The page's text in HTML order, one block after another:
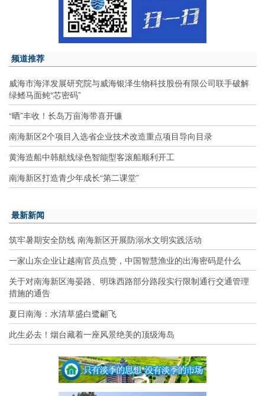
频道推荐
威海市海洋发展研究院与威海银泽生物科技股份有限公司联手破解
绿鳍马面鲀“芯密码”
“晒”丰收！长岛万亩海带喜开镰
南海新区2个项目入选省企业技术改造重点项目导向目录
黄海造船中韩航线绿色智能型客滚船顺利开工
南海新区打造青少年成长“第二课堂”
最新新闻
筑牢暑期安全防线 南海新区开展防溺水文明实践活动
一家山东企业让越南官员点赞，中国智慧渔业的出海密码是什么
关于对南海新区海晏路、明珠西路部分路段实行限制通行交通管理
措施的通告
夏日南海：水清草盛白鹭翩飞
此生必去！烟台藏着一座风景绝美的顶级海岛